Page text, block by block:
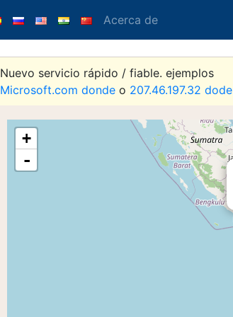
Acerca de
Nuevo servicio rápido / fiable. ejemplos
Microsoft.com donde o 207.46.197.32 dode
+
-